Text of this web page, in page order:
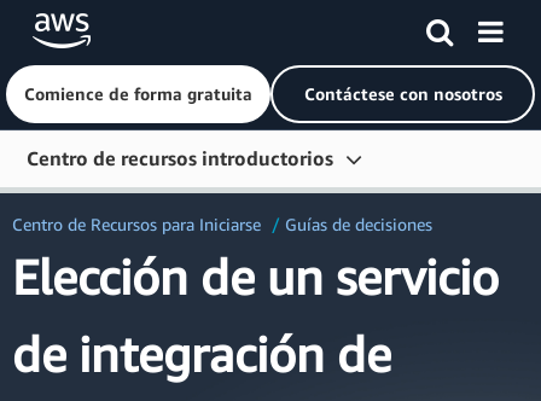
Saltar al contenido principal
Comience de forma gratuita Contáctese con nosotros
Centro de recursos introductorios
Aprender
Herramientas para desarrolladores
Centro de Recursos para Iniciarse Guías de decisiones
Elección de un servicio
de integración de